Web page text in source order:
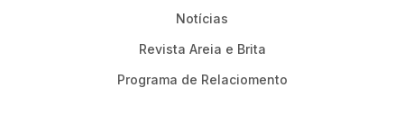
Notícias
Revista Areia e Brita
Programa de Relaciomento